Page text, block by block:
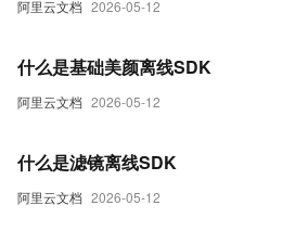
阿里云文档 2026-05-12
阿里云文档 2026-05-12
什么是基础美颜离线SDK
阿里云文档 2026-05-12
什么是滤镜离线SDK